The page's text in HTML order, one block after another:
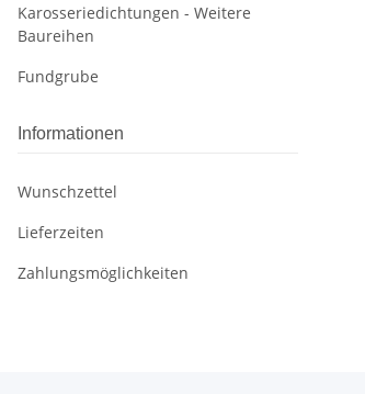
Karosseriedichtungen - Weitere
Baureihen
Fundgrube
Informationen
Wunschzettel
Lieferzeiten
Zahlungsmöglichkeiten